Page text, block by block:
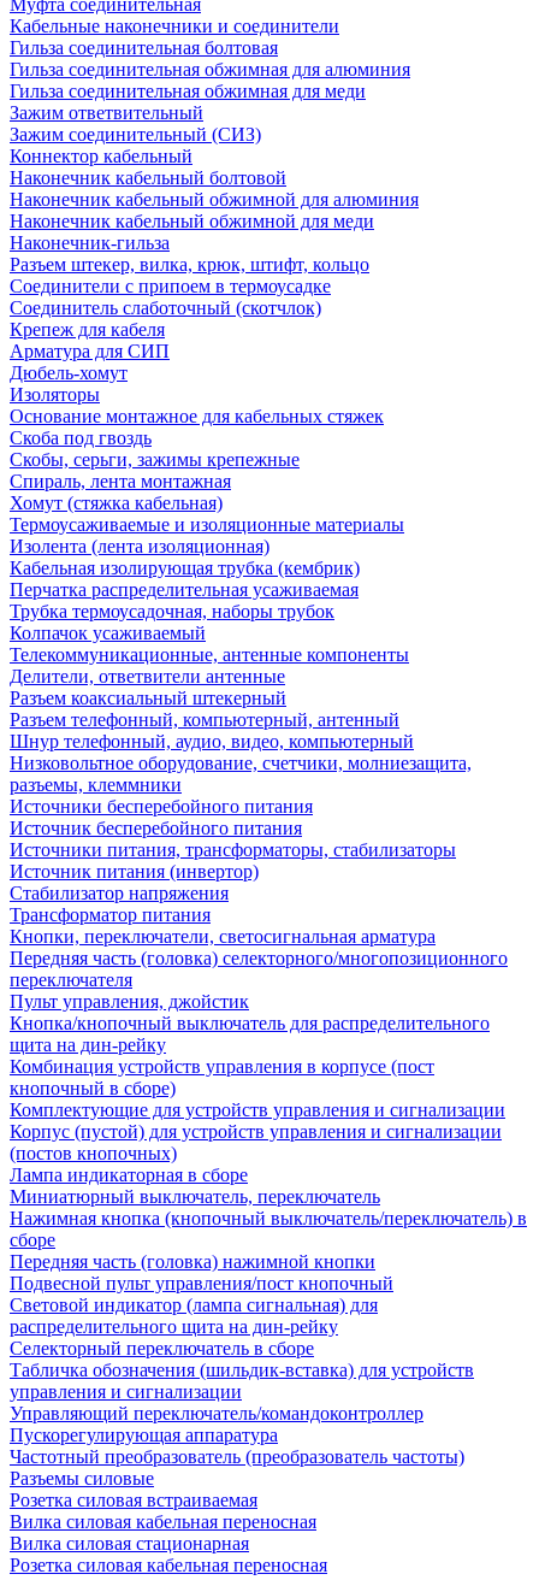
Муфта соединительная
Кабельные наконечники и соединители
Гильза соединительная болтовая
Гильза соединительная обжимная для алюминия
Гильза соединительная обжимная для меди
Зажим ответвительный
Зажим соединительный (СИЗ)
Коннектор кабельный
Наконечник кабельный болтовой
Наконечник кабельный обжимной для алюминия
Наконечник кабельный обжимной для меди
Наконечник-гильза
Разъем штекер, вилка, крюк, штифт, кольцо
Соединители с припоем в термоусадке
Соединитель слаботочный (скотчлок)
Крепеж для кабеля
Арматура для СИП
Дюбель-хомут
Изоляторы
Основание монтажное для кабельных стяжек
Скоба под гвоздь
Скобы, серьги, зажимы крепежные
Спираль, лента монтажная
Хомут (стяжка кабельная)
Термоусаживаемые и изоляционные материалы
Изолента (лента изоляционная)
Кабельная изолирующая трубка (кембрик)
Перчатка распределительная усаживаемая
Трубка термоусадочная, наборы трубок
Колпачок усаживаемый
Телекоммуникационные, антенные компоненты
Делители, ответвители антенные
Разъем коаксиальный штекерный
Разъем телефонный, компьютерный, антенный
Шнур телефонный, аудио, видео, компьютерный
Низковольтное оборудование, счетчики, молниезащита,
разъемы, клеммники
Источники бесперебойного питания
Источник бесперебойного питания
Источники питания, трансформаторы, стабилизаторы
Источник питания (инвертор)
Стабилизатор напряжения
Трансформатор питания
Кнопки, переключатели, светосигнальная арматура
Передняя часть (головка) селекторного/многопозиционного
переключателя
Пульт управления, джойстик
Кнопка/кнопочный выключатель для распределительного
щита на дин-рейку
Комбинация устройств управления в корпусе (пост
кнопочный в сборе)
Комплектующие для устройств управления и сигнализации
Корпус (пустой) для устройств управления и сигнализации
(постов кнопочных)
Лампа индикаторная в сборе
Миниатюрный выключатель, переключатель
Нажимная кнопка (кнопочный выключатель/переключатель) в
сборе
Передняя часть (головка) нажимной кнопки
Подвесной пульт управления/пост кнопочный
Световой индикатор (лампа сигнальная) для
распределительного щита на дин-рейку
Селекторный переключатель в сборе
Табличка обозначения (шильдик-вставка) для устройств
управления и сигнализации
Управляющий переключатель/командоконтроллер
Пускорегулирующая аппаратура
Частотный преобразователь (преобразователь частоты)
Разъемы силовые
Розетка силовая встраиваемая
Вилка силовая кабельная переносная
Вилка силовая стационарная
Розетка силовая кабельная переносная